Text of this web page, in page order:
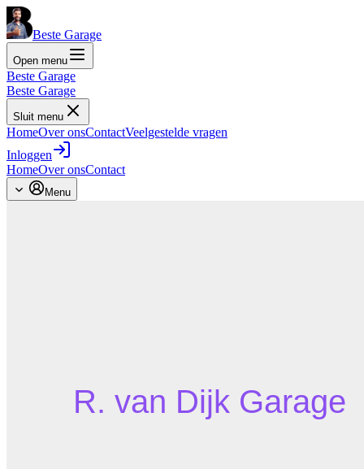
Beste Garage
Open menu
Beste Garage
Beste Garage
Sluit menu
HomeOver onsContactVeelgestelde vragen
Inloggen
HomeOver onsContact
Menu